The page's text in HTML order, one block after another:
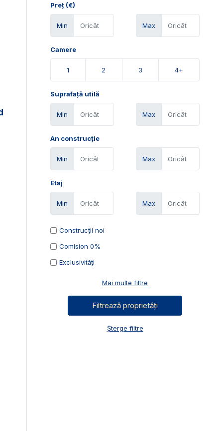
Preț (€)
Min Max
Camere
1 2 3 4+
Suprafață utilă
Min Max
An construcție
Min Max
Etaj
Min Max
Construcții noi
Comision 0%
Exclusivități
Mai multe filtre
Șterge filtre